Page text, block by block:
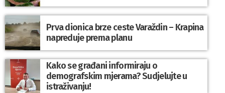
Prva dionica brze ceste Varaždin – Krapina
napreduje prema planu
Kako se građani informiraju o
demografskim mjerama? Sudjelujte u
istraživanju!